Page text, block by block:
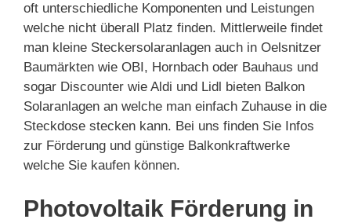
oft unterschiedliche Komponenten und Leistungen
welche nicht überall Platz finden. Mittlerweile findet
man kleine Steckersolaranlagen auch in Oelsnitzer
Baumärkten wie OBI, Hornbach oder Bauhaus und
sogar Discounter wie Aldi und Lidl bieten Balkon
Solaranlagen an welche man einfach Zuhause in die
Steckdose stecken kann. Bei uns finden Sie Infos
zur Förderung und günstige Balkonkraftwerke
welche Sie kaufen können.
Photovoltaik Förderung in